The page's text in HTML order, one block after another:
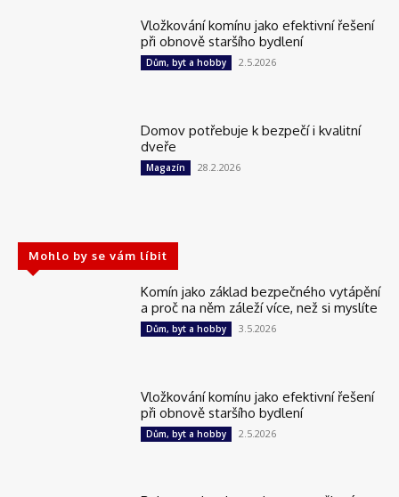
Vložkování komínu jako efektivní řešení
při obnově staršího bydlení
Dům, byt a hobby 2.5.2026
Domov potřebuje k bezpečí i kvalitní
dveře
Magazín 28.2.2026
Mohlo by se vám líbit
Komín jako základ bezpečného vytápění
a proč na něm záleží více, než si myslíte
Dům, byt a hobby 3.5.2026
Vložkování komínu jako efektivní řešení
při obnově staršího bydlení
Dům, byt a hobby 2.5.2026